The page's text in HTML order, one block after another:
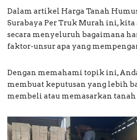
Dalam artikel Harga Tanah
Surabaya Per Truk Murah ini,
secara menyeluruh bagaimana
faktor-unsur apa yang
Dengan memahami topik ini,
membuat keputusan yang lebih
membeli atau memasarkan tanah